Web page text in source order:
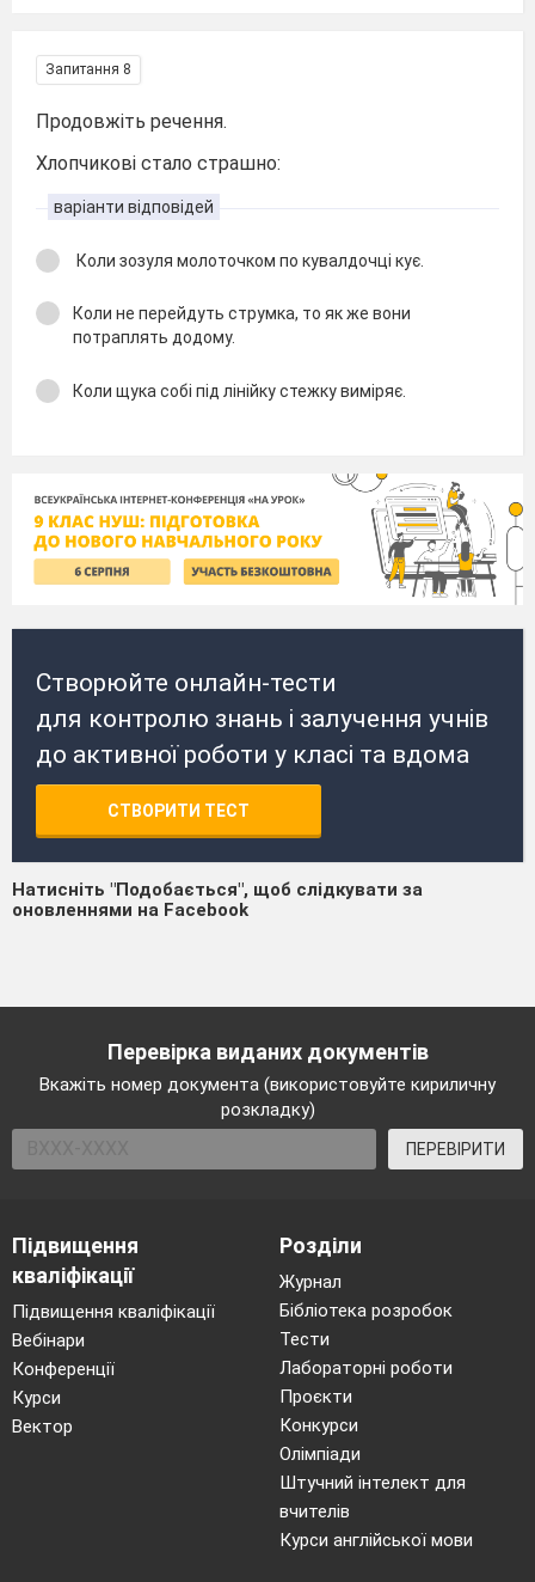
Запитання 8
Продовжіть речення.
Хлопчикові стало страшно:
варіанти відповідей
Коли зозуля молоточком по кувалдочці кує.
Коли не перейдуть струмка, то як же вони
потраплять додому.
Коли щука собі під лінійку стежку виміряє.
Створюйте онлайн-тести
для контролю знань і залучення учнів
до активної роботи у класі та вдома
СТВОРИТИ ТЕСТ
Натисніть "Подобається", щоб слідкувати за
оновленнями на Facebook
Перевірка виданих документів
Вкажіть номер документа (використовуйте кириличну
розкладку)
ПЕРЕВІРИТИ
Підвищення
кваліфікації
Підвищення кваліфікації
Вебінари
Конференції
Курси
Вектор
Розділи
Журнал
Бібліотека розробок
Тести
Лабораторні роботи
Проєкти
Конкурси
Олімпіади
Штучний інтелект для
вчителів
Курси англійської мови